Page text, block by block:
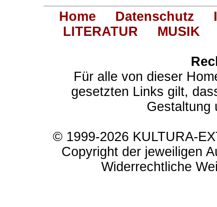
Home Datenschutz
LITERATUR
MUSIK
Für alle von dieser
gesetzten Links gilt,
Gestaltung
© 1999-2026 KULTURA-
Copyright der jeweiligen
Widerrechtliche